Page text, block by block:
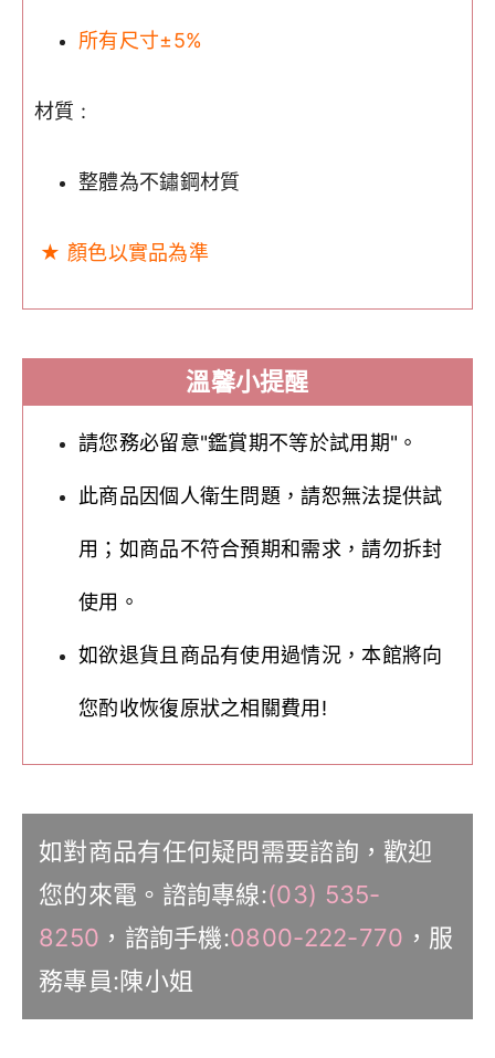
所有尺寸±5%
材質 :
整體為不鏽鋼材質
★ 顏色以實品為準
溫馨小提醒
請您務必留意"鑑賞期不等於試用期"。
此商品因個人衛生問題，請恕無法提供試
用；如商品不符合預期和需求，請勿拆封
使用。
如欲退貨且商品有使用過情況，本館將向
您酌收恢復原狀之相關費用!
如對商品有任何疑問需要諮詢，歡迎
您的來電。諮詢專線:(03) 535-
8250 ，諮詢手機:0800-222-770 ，服
務專員:陳小姐